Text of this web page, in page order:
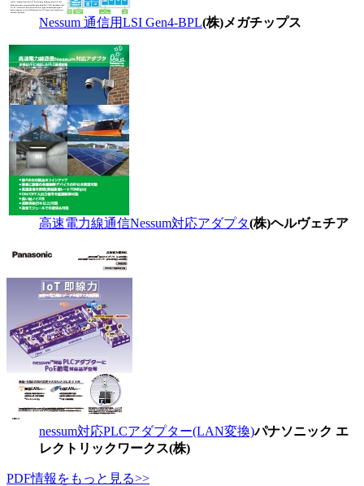
Nessum 通信用LSI Gen4-BPL(株)メガチップス
高速電力線通信Nessum対応アダプタ(株)ヘルヴェチア
nessum対応PLCアダプター(LAN変換)パナソニック エ
レクトリックワークス(株)
PDF情報をもっと見る>>